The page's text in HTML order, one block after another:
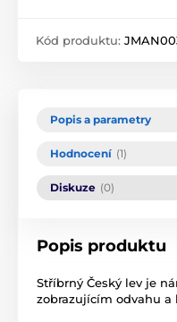
Kód produktu:
Popis a parametry
Hodnocení (1)
Diskuze (0)
Popis produktu
Stříbrný Český lev je
zobrazujícím odvahu a